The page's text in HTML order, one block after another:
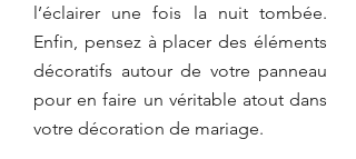
l’éclairer une fois la nuit tombée.
Enfin, pensez à placer des éléments
décoratifs autour de votre panneau
pour en faire un véritable atout dans
votre décoration de mariage.